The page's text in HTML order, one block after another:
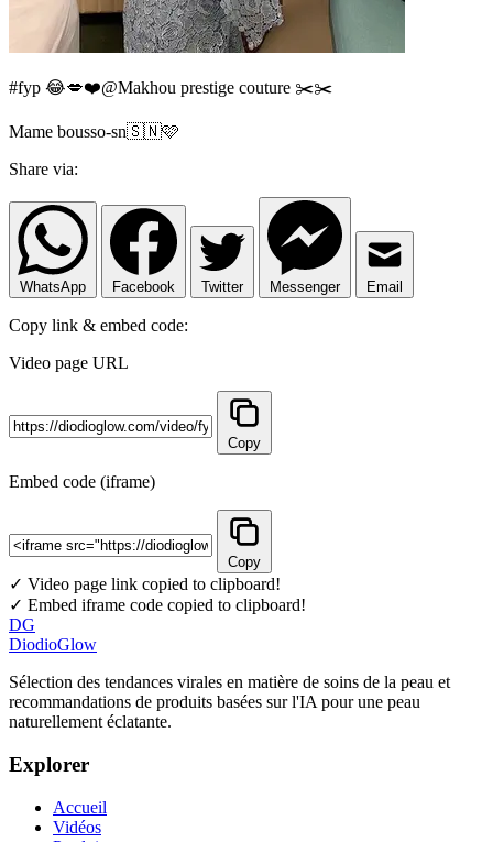
#fyp 😂💋❤️@Makhou prestige couture ✂️✂️
Mame bousso-sn🇸🇳🩷
Share via:
WhatsApp Facebook Twitter Messenger Email
Copy link & embed code:
Video page URL
Copy
Embed code (iframe)
Copy
✓ Video page link copied to clipboard!
✓ Embed iframe code copied to clipboard!
DG
DiodioGlow
Sélection des tendances virales en matière de soins de la peau et
recommandations de produits basées sur l'IA pour une peau
naturellement éclatante.
Explorer
Accueil
Vidéos